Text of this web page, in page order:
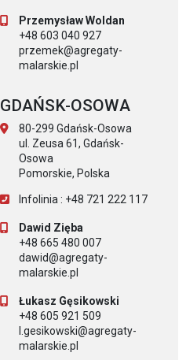
Przemysław Woldan
+48 603 040 927
przemek@agregaty-
malarskie.pl
GDAŃSK-OSOWA
80-299 Gdańsk-Osowa
ul. Zeusa 61, Gdańsk-
Osowa
Pomorskie, Polska
Infolinia : +48 721 222 117
Dawid Zięba
+48 665 480 007
dawid@agregaty-
malarskie.pl
Łukasz Gęsikowski
+48 605 921 509
l.gesikowski@agregaty-
malarskie.pl